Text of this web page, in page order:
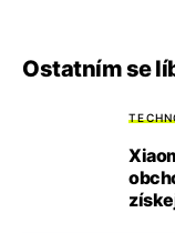
Ostatním se